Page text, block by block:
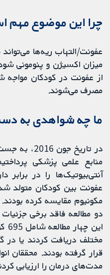
چرا این موضوع مهم
عفونت/التهاب ریه‌ها
میزان اکسیژن و پنومونی
از عفونت در کودکان مواجه
مصرف می‌شوند.
ما چه شواهدی به
در تاریخ
منابع علمی پزشکی
عفونت بین کودکان متولد
مکونیوم مقایسه کرده
دو مطالعه فاقد برخی
مختلف دریافت کردند یا در
قرار گرفته بودند. محققان
مدت‌های درمان را ارزیابی